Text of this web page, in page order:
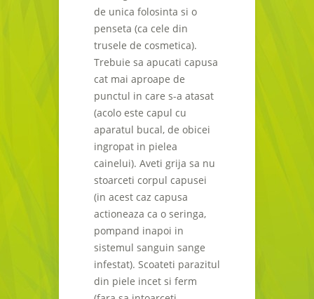
de unica folosinta si o
penseta (ca cele din
trusele de cosmetica).
Trebuie sa apucati capusa
cat mai aproape de
punctul in care s-a atasat
(acolo este capul cu
aparatul bucal, de obicei
ingropat in pielea
cainelui). Aveti grija sa nu
stoarceti corpul capusei
(in acest caz capusa
actioneaza ca o seringa,
pompand inapoi in
sistemul sanguin sange
infestat). Scoateti parazitul
din piele incet si ferm